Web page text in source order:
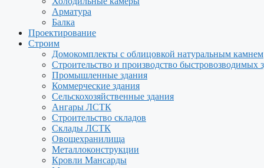
Арматура
Балка
Проектирование
Строим
Домокомплекты с облицовкой натуральным камнем
Строительство и производство быстровозводимых
Промышленные здания
Коммерческие здания
Сельскохозяйственные здания
Ангары ЛСТК
Строительство складов
Склады ЛСТК
Овощехранилища
Металлоконструкции
Кровли Мансарды